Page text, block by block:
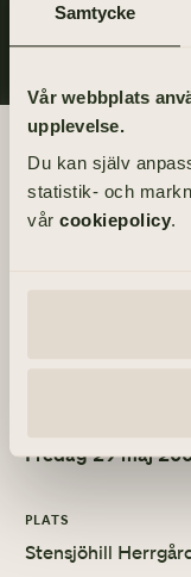
Samtycke
Vår webbplats
upplevelse.
Du kan själv
statistik- och
vår cookiepolicy.
BEGRAVNING
Fredag 29 maj
PLATS
Stensjöhill